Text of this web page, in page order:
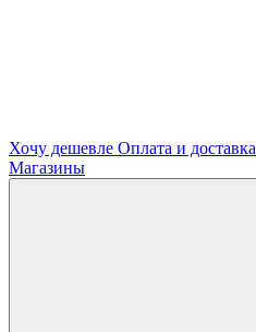
Хочу дешевле Оплата и доставка
Магазины